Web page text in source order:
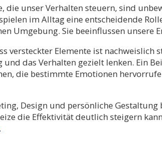
die unser Verhalten steuern, sind
im Alltag eine entscheidende
Umgebung. Sie beeinflussen unsere
versteckter Elemente ist nachweislich
und das Verhalten gezielt lenken. Ein
die bestimmte Emotionen
Design und persönliche
die Effektivität deutlich steigern
.